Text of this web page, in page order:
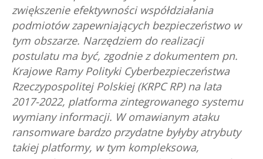
zwiększenie efektywności współdziałania
podmiotów zapewniających bezpieczeństwo w
tym obszarze. Narzędziem do realizacji
postulatu ma być, zgodnie z dokumentem pn.
Krajowe Ramy Polityki Cyberbezpieczeństwa
Rzeczypospolitej Polskiej (KRPC RP) na lata
2017-2022, platforma zintegrowanego systemu
wymiany informacji. W omawianym ataku
ransomware bardzo przydatne byłyby atrybuty
takiej platformy, w tym kompleksowa,